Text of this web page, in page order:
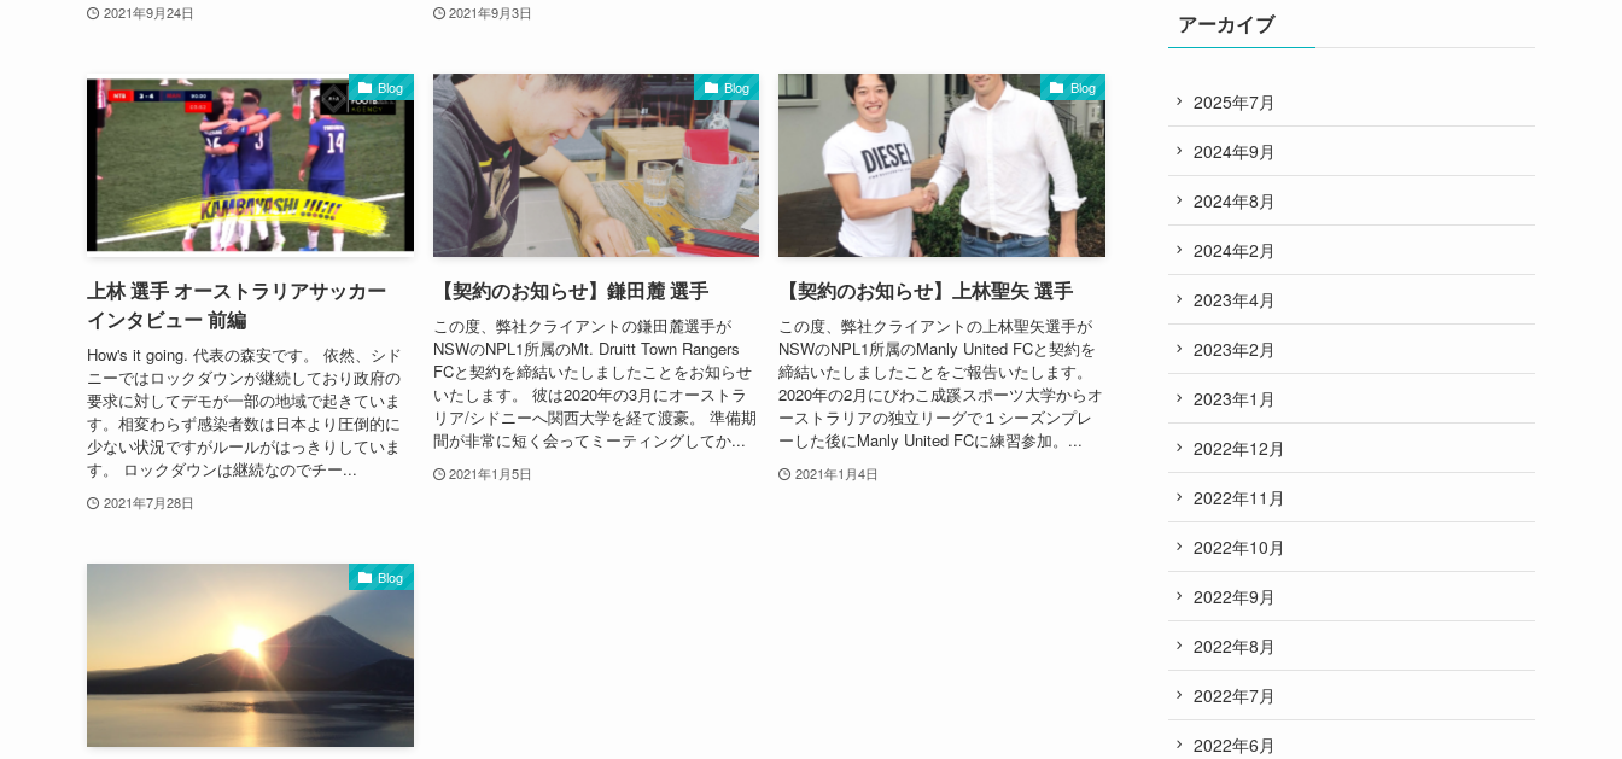
2021年9月24日 2021年9月3日
Blog
上林 選手 オーストラリアサッカー
インタビュー 前編
How's it going. 代表の森安です。 依然、シド
ニーではロックダウンが継続しており政府の
要求に対してデモが一部の地域で起きていま
す。相変わらず感染者数は日本より圧倒的に
少ない状況ですがルールがはっきりしていま
す。 ロックダウンは継続なのでチー...
2021年7月28日
Blog
【契約のお知らせ】鎌田麓 選手
この度、弊社クライアントの鎌田麓選手が
NSWのNPL1所属のMt. Druitt Town Rangers
FCと契約を締結いたしましたことをお知らせ
いたします。 彼は2020年の3月にオーストラ
リア/シドニーへ関西大学を経て渡豪。 準備期
間が非常に短く会ってミーティングしてか...
2021年1月5日
Blog
【契約のお知らせ】上林聖矢 選手
この度、弊社クライアントの上林聖矢選手が
NSWのNPL1所属のManly United FCと契約を
締結いたしましたことをご報告いたします。
2020年の2月にびわこ成蹊スポーツ大学からオ
ーストラリアの独立リーグで１シーズンプレ
ーした後にManly United FCに練習参加。...
2021年1月4日
Blog
アーカイブ
2025年7月
2024年9月
2024年8月
2024年2月
2023年4月
2023年2月
2023年1月
2022年12月
2022年11月
2022年10月
2022年9月
2022年8月
2022年7月
2022年6月